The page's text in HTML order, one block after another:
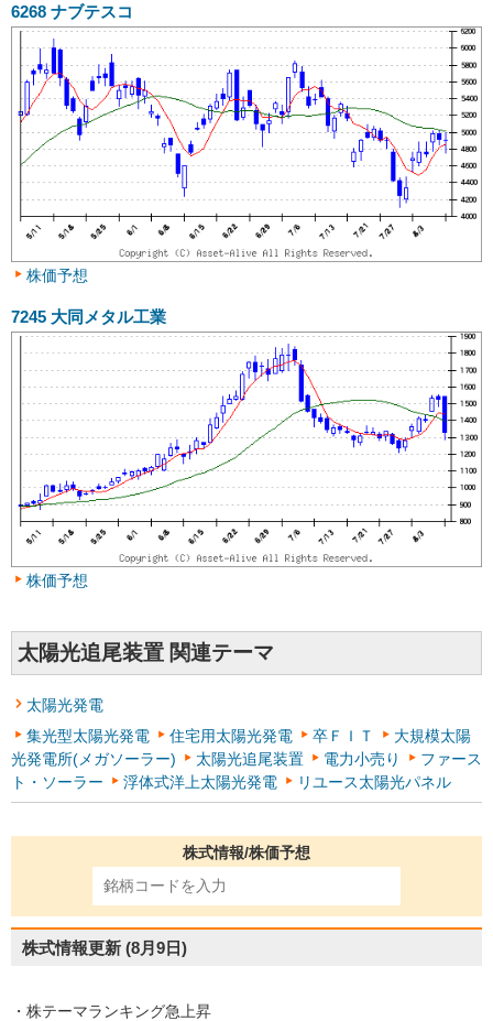
6268 ナブテスコ
株価予想
7245 大同メタル工業
株価予想
太陽光追尾装置 関連テーマ
太陽光発電
集光型太陽光発電
住宅用太陽光発電 卒ＦＩＴ
大規模太陽
光発電所(メガソーラー)
太陽光追尾装置 電力小売り
ファース
ト・ソーラー
浮体式洋上太陽光発電 リユース太陽光パネル
株式情報/株価予想
株式情報更新 (8月9日)
・株テーマランキング急上昇